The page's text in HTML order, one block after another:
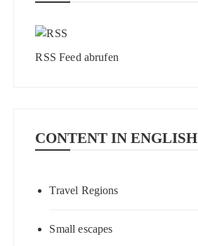
RSS Feed abrufen
CONTENT IN ENGLISH
Travel Regions
Small escapes